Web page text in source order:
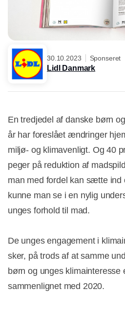
30.10.2023 Sponseret
Lidl Danmark
En tredjedel af danske børn
år har foreslået ændringer
miljø- og klimavenligt. Og 40
peger på reduktion af
man med fordel kan sætte ind
kunne man se i en nylig
unges forhold til mad.
De unges engagement i
sker, på trods af at samme
børn og unges
sammenlignet med 2020.